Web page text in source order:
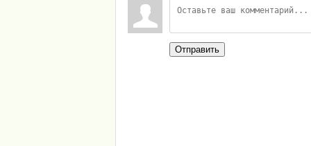
Отправить